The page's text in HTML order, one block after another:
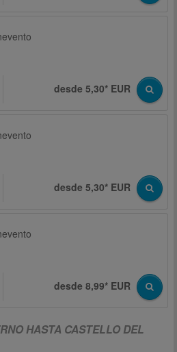
desde 5,30* EUR
desde 5,30* EUR
desde 8,99* EUR
HASTA CASTELLO DEL